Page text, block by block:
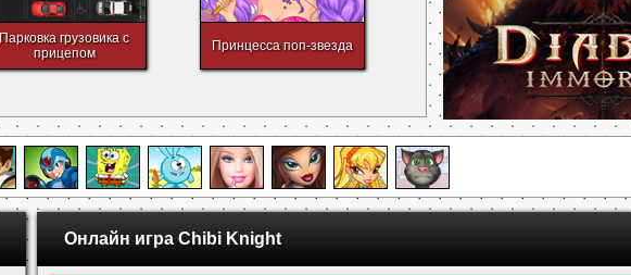
Парковка грузовика с
прицепом
Принцесса поп-звезда
Онлайн игра Chibi Knight